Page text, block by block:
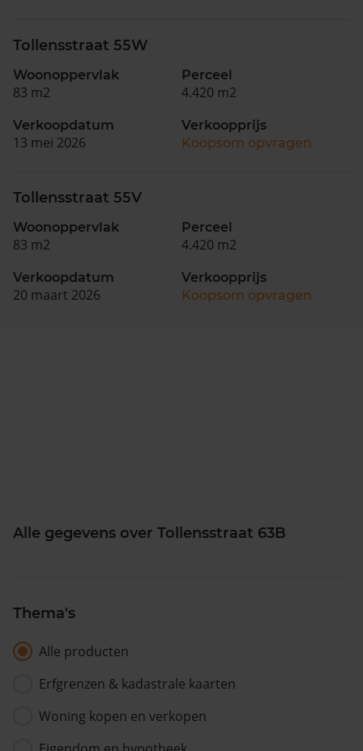
Tollensstraat 55W
Woonoppervlak
83 m2
Perceel
4.420 m2
Verkoopdatum
13 mei 2026
Verkoopprijs
Koopsom opvragen
Tollensstraat 55V
Woonoppervlak
83 m2
Perceel
4.420 m2
Verkoopdatum
20 maart 2026
Verkoopprijs
Koopsom opvragen
Alle gegevens over Tollensstraat 63B
Thema's
Alle producten
Erfgrenzen & kadastrale kaarten
Woning kopen en verkopen